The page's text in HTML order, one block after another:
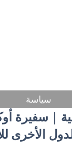
سياسة
| سفيرة
الأخرى